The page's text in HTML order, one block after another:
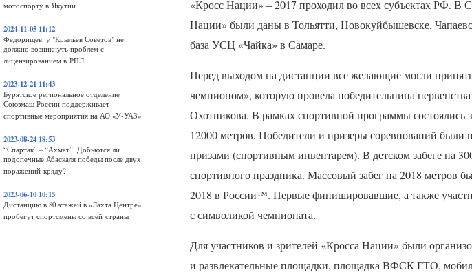
мотоспорту в Якутии
2024-11-05 11:12
Федорищев: у "Крыльев Советов" не
должно возникнуть проблем с
лицензированием в РПЛ
2023-12-21 11:43
Бурятское региональное отделение
Союзмаш России поддерживает
спортивные мероприятия на АО «У-УАЗ»
2023-08-24 18:53
“Спартак” – “Ахмат”. Добьются ли
подопечные Абаскаля победы после двух
поражений кряду?
2023-06-10 10:15
Дистанцию в 80 этажей в «Лахта Центре»
пробегут спортсмены со всей страны
«Кросс Нации» – 2017 проходил во всех субъектах РФ. В
Нации» были даны в Тольятти, Новокуйбышевске,
базаУСЦ «Чайка» в Самаре.
Перед выходом на дистанции все желающие могли
чемпионом», которую провела победительница
Охотникова. В рамках спортивной программы состоялись
12000 метров. Победители и призеры соревнований
призами (спортивным инвентарем). В детском забеге на
спортивного праздника. Массовый забег на 2018 метров
2018 в России™. Первые финишировавшие, а также
с символикой чемпионата.
Для участников и зрителей «Кросса Нации» были
и развлекательные площадки, площадкаВФСКГТО,